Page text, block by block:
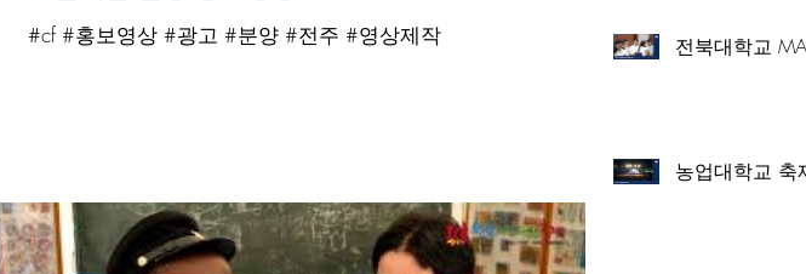
#cf #홍보영상 #광고 #분양 #전주 #영상제작 전북대학교
농업대학교 축